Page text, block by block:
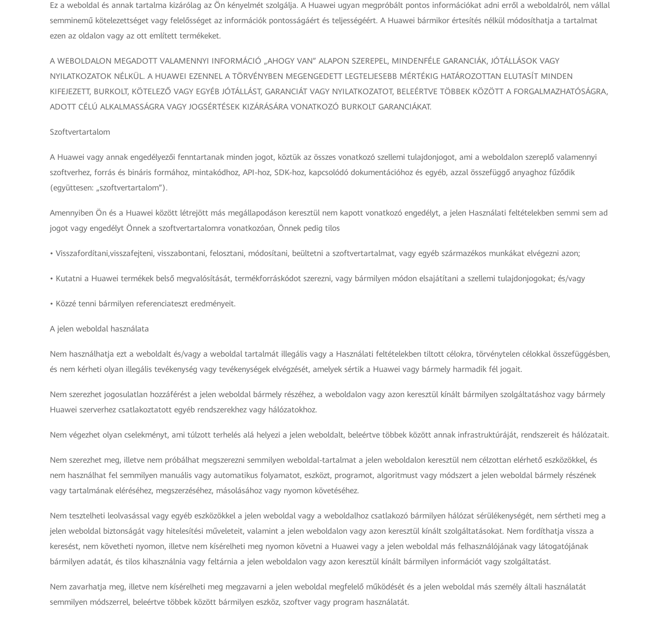
Ez a weboldal és annak tartalma kizárólag az Ön kényelmét szolgálja. A Huawei ugyan megpróbált pontos információkat adni erről a weboldalról, nem vállal
semminemű kötelezettséget vagy felelősséget az információk pontosságáért és teljességéért. A Huawei bármikor értesítés nélkül módosíthatja a tartalmat
ezen az oldalon vagy az ott említett termékeket.
A WEBOLDALON MEGADOTT VALAMENNYI INFORMÁCIÓ „AHOGY VAN” ALAPON SZEREPEL, MINDENFÉLE GARANCIÁK, JÓTÁLLÁSOK VAGY
NYILATKOZATOK NÉLKÜL. A HUAWEI EZENNEL A TÖRVÉNYBEN MEGENGEDETT LEGTELJESEBB MÉRTÉKIG HATÁROZOTTAN ELUTASÍT MINDEN
KIFEJEZETT, BURKOLT, KÖTELEZŐ VAGY EGYÉB JÓTÁLLÁST, GARANCIÁT VAGY NYILATKOZATOT, BELEÉRTVE TÖBBEK KÖZÖTT A FORGALMAZHATÓSÁGRA,
ADOTT CÉLÚ ALKALMASSÁGRA VAGY JOGSÉRTÉSEK KIZÁRÁSÁRA VONATKOZÓ BURKOLT GARANCIÁKAT.
Szoftvertartalom
A Huawei vagy annak engedélyezői fenntartanak minden jogot, köztük az összes vonatkozó szellemi tulajdonjogot, ami a weboldalon szereplő valamennyi
szoftverhez, forrás és bináris formához, mintakódhoz, API-hoz, SDK-hoz, kapcsolódó dokumentációhoz és egyéb, azzal összefüggő anyaghoz fűződik
(együttesen: „szoftvertartalom”).
Amennyiben Ön és a Huawei között létrejött más megállapodáson keresztül nem kapott vonatkozó engedélyt, a jelen Használati feltételekben semmi sem ad
jogot vagy engedélyt Önnek a szoftvertartalomra vonatkozóan, Önnek pedig tilos
• Visszafordítani,visszafejteni, visszabontani, felosztani, módosítani, beültetni a szoftvertartalmat, vagy egyéb származékos munkákat elvégezni azon;
• Kutatni a Huawei termékek belső megvalósítását, termékforráskódot szerezni, vagy bármilyen módon elsajátítani a szellemi tulajdonjogokat; és/vagy
• Közzé tenni bármilyen referenciateszt eredményeit.
A jelen weboldal használata
Nem használhatja ezt a weboldalt és/vagy a weboldal tartalmát illegális vagy a Használati feltételekben tiltott célokra, törvénytelen célokkal összefüggésben,
és nem kérheti olyan illegális tevékenység vagy tevékenységek elvégzését, amelyek sértik a Huawei vagy bármely harmadik fél jogait.
Nem szerezhet jogosulatlan hozzáférést a jelen weboldal bármely részéhez, a weboldalon vagy azon keresztül kínált bármilyen szolgáltatáshoz vagy bármely
Huawei szerverhez csatlakoztatott egyéb rendszerekhez vagy hálózatokhoz.
Nem végezhet olyan cselekményt, ami túlzott terhelés alá helyezi a jelen weboldalt, beleértve többek között annak infrastruktúráját, rendszereit és hálózatait.
Nem szerezhet meg, illetve nem próbálhat megszerezni semmilyen weboldal-tartalmat a jelen weboldalon keresztül nem célzottan elérhető eszközökkel, és
nem használhat fel semmilyen manuális vagy automatikus folyamatot, eszközt, programot, algoritmust vagy módszert a jelen weboldal bármely részének
vagy tartalmának eléréséhez, megszerzéséhez, másolásához vagy nyomon követéséhez.
Nem tesztelheti leolvasással vagy egyéb eszközökkel a jelen weboldal vagy a weboldalhoz csatlakozó bármilyen hálózat sérülékenységét, nem sértheti meg a
jelen weboldal biztonságát vagy hitelesítési műveleteit, valamint a jelen weboldalon vagy azon keresztül kínált szolgáltatásokat. Nem fordíthatja vissza a
keresést, nem követheti nyomon, illetve nem kísérelheti meg nyomon követni a Huawei vagy a jelen weboldal más felhasználójának vagy látogatójának
bármilyen adatát, és tilos kihasználnia vagy feltárnia a jelen weboldalon vagy azon keresztül kínált bármilyen információt vagy szolgáltatást.
Nem zavarhatja meg, illetve nem kísérelheti meg megzavarni a jelen weboldal megfelelő működését és a jelen weboldal más személy általi használatát
semmilyen módszerrel, beleértve többek között bármilyen eszköz, szoftver vagy program használatát.